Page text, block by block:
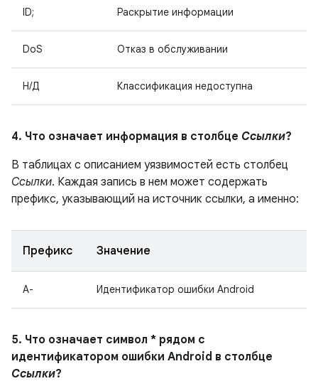
ID; Раскрытие информации
DoS Отказ в обслуживании
Н/Д Классификация недоступна
4. Что означает информация в столбце Ссылки?
В таблицах с описанием уязвимостей есть столбец
Ссылки. Каждая запись в нем может содержать
префикс, указывающий на источник ссылки, а именно:
Префикс Значение
A- Идентификатор ошибки Android
5. Что означает символ * рядом с
идентификатором ошибки Android в столбце
Ссылки?